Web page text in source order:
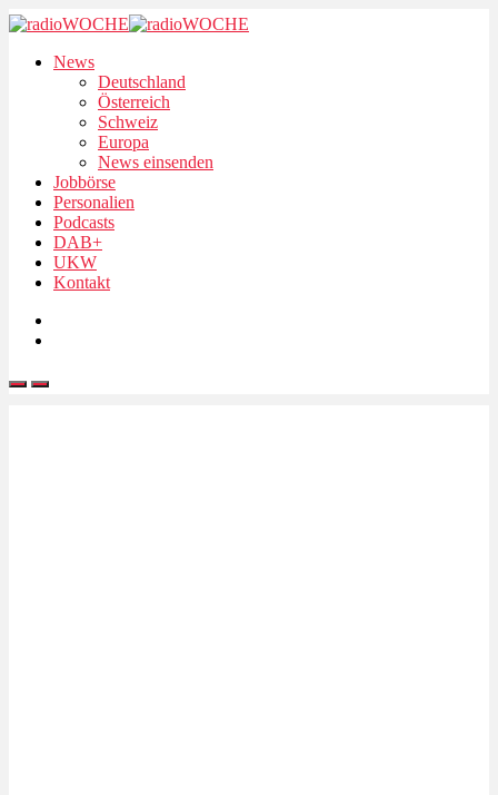
News
Deutschland
Österreich
Schweiz
Europa
News einsenden
Jobbörse
Personalien
Podcasts
DAB+
UKW
Kontakt